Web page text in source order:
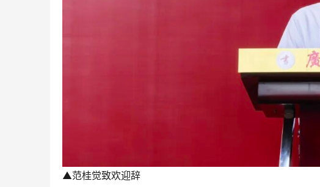
▲范桂觉致欢迎辞